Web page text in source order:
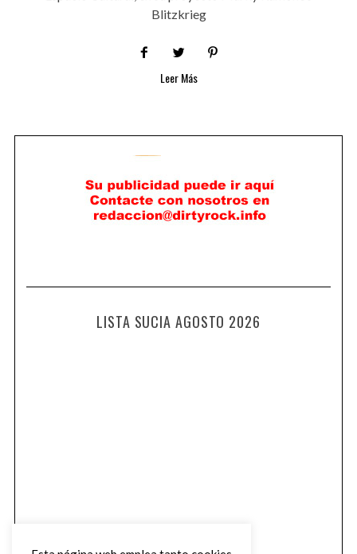
Blitzkrieg
Leer Más
LISTA SUCIA AGOSTO 2026